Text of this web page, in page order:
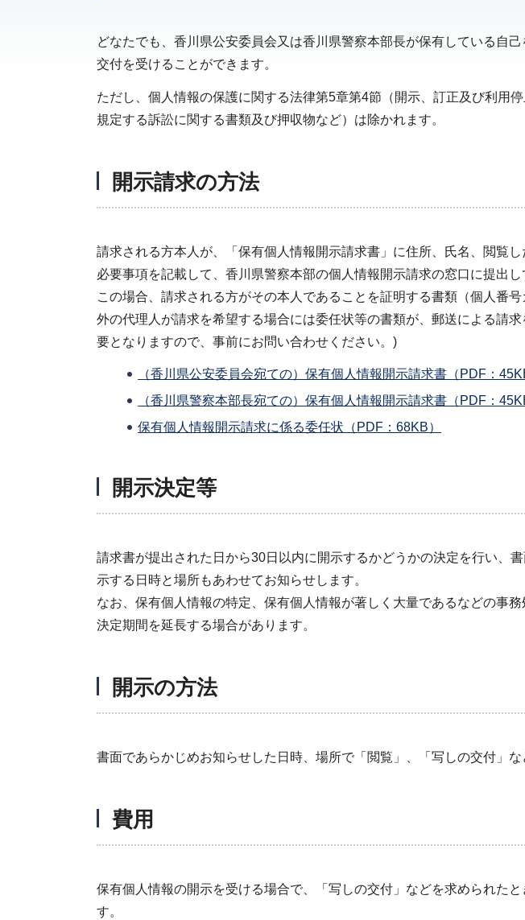
どなたでも、香川県公安委員会又は香川県警察本部長が保有している自
交付を受けることができます。
ただし、個人情報の保護に関する法律第5章第4節（開示、訂正及び利用
規定する訴訟に関する書類及び押収物など）は除かれます。
開示請求の方法
請求される方本人が、「保有個人情報開示請求書」に住所、氏名、閲覧
必要事項を記載して、香川県警察本部の個人情報開示請求の窓口に提出し
この場合、請求される方がその本人であることを証明する書類（個人番
外の代理人が請求を希望する場合には委任状等の書類が、郵送による請
要となりますので、事前にお問い合わせください。)
（香川県公安委員会宛ての）保有個人情報開示請求書（PDF：
（香川県警察本部長宛ての）保有個人情報開示請求書（PDF：
保有個人情報開示請求に係る委任状（PDF：68KB）
開示決定等
請求書が提出された日から30日以内に開示するかどうかの決定を行い、
示する日時と場所もあわせてお知らせします。
なお、保有個人情報の特定、保有個人情報が著しく大量であるなどの事
決定期間を延長する場合があります。
開示の方法
書面であらかじめお知らせした日時、場所で「閲覧」、「写しの交付」な
費用
保有個人情報の開示を受ける場合で、「写しの交付」などを求められた
す。